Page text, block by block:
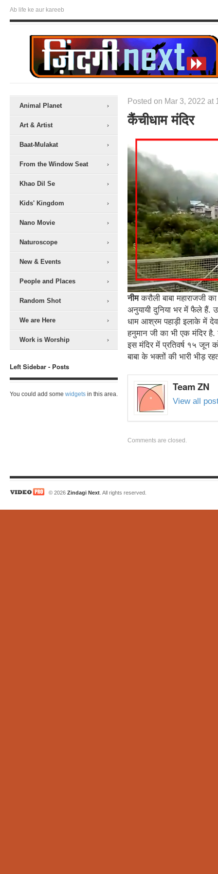
Ab life ke aur kareeb
Animal Planet
Art & Artist
Baat-Mulakat
From the Window Seat
Khao Dil Se
Kids' Kingdom
Nano Movie
Naturoscope
New & Events
People and Places
Random Shot
We are Here
Work is Worship
Left Sidebar - Posts
You could add some widgets in this area.
Posted on Mar 3, 2022 at
कैंचीधाम मंदिर
नीमकरौली बाबा महाराजजी
अनुयायी दुनिया भर में फैले हैं.
धाम आश्रम पहाड़ी इलाके में
हनुमान जी का भी एक मंदिर
इस मंदिर में प्रतिवर्ष १५ जून
बाबा के भक्तों की भारी भीड़
Team ZN
View all
Comments are closed.
© 2026 Zindagi Next . All rights reserved.